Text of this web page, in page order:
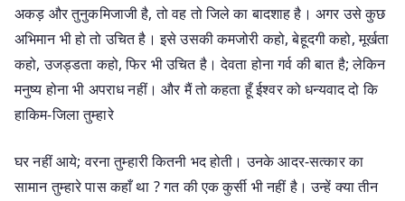
अकड़ और तुनुकमिजाजी है, तो वह तो जिले का बादशाह है। अगर उसे कुछ
अभिमान भी हो तो उचित है। इसे उसकी कमजोरी कहो, बेहूदगी कहो, मूर्खता
कहो, उजड्डता कहो, फिर भी उचित है। देवता होना गर्व की बात है; लेकिन
मनुष्य होना भी अपराध नहीं। और मैं तो कहता हूँ ईश्वर को धन्यवाद दो कि
हाकिम-जिला तुम्हारे
घर नहीं आये; वरना तुम्हारी कितनी भद होती। उनके आदर-सत्कार का
सामान तुम्हारे पास कहाँ था ? गत की एक कुर्सी भी नहीं है। उन्हें क्या तीन